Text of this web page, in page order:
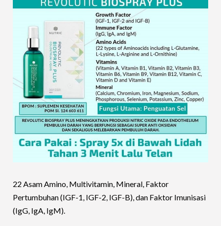
22 Asam Amino, Multivitamin, Mineral, Faktor
Pertumbuhan (IGF-1, IGF-2, IGF-B), dan Faktor Imunisasi
(IgG, IgA, IgM).